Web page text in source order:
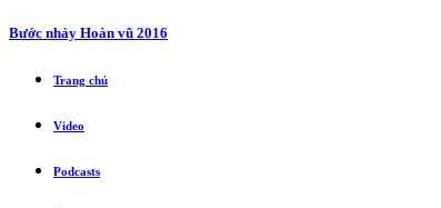
Bước nhảy Hoàn vũ 2016
Trang chủ
Video
Podcasts